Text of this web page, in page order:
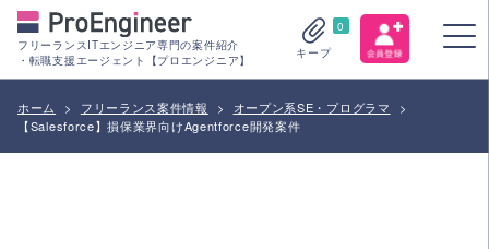
フリーランスITエンジニア専門の案件紹介
・転職支援エージェント【プロエンジニア】
0
キープ
ホーム > フリーランス案件情報 > オープン系SE・プログラマ
>
【Salesforce】損保業界向けAgentforce開発案件